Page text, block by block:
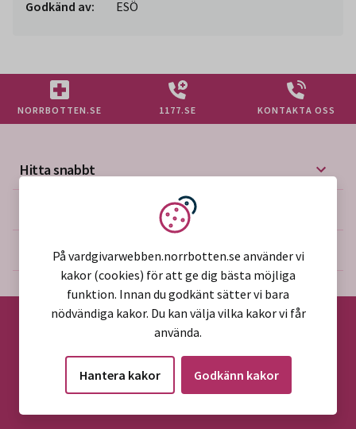
Godkänd av:
ESÖ
NORRBOTTEN.SE 1177.SE KONTAKTA OSS
Hitta snabbt
Mer på vårdgivarwebben
Om webbplatsen
©2026 Region Norrbotten
Vi använder kakor
På vardgivarwebben.norrbotten.se använder vi
kakor (cookies) för att ge dig bästa möjliga
funktion. Innan du godkänt sätter vi bara
nödvändiga kakor. Du kan välja vilka kakor vi får
använda.
Hantera kakor Godkänn kakor